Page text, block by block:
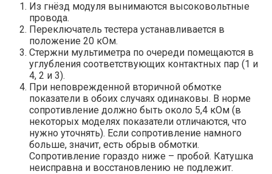
Из гнёзд модуля вынимаются высоковольтные
провода.
Переключатель тестера устанавливается в
положение 20 кОм.
Стержни мультиметра по очереди помещаются в
углубления соответствующих контактных пар (1 и
4, 2 и 3).
При неповрежденной вторичной обмотке
показатели в обоих случаях одинаковы. В норме
сопротивление должно быть около 5,4 кОм (в
некоторых моделях показатели отличаются, что
нужно уточнять). Если сопротивление намного
больше, значит, есть обрыв обмотки.
Сопротивление гораздо ниже – пробой. Катушка
неисправна и восстановлению не подлежит.